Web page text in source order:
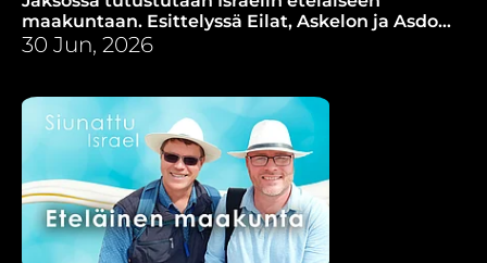
maakuntaan. Esittelyssä Eilat, Askelon ja Asdod.
Haastattelussa pastori Israel Pochar Asdodista.
30 Jun, 2026